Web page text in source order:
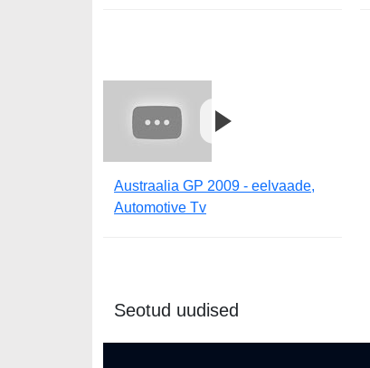
Austraalia GP 2009 - eelvaade,
Automotive Tv
Seotud uudised